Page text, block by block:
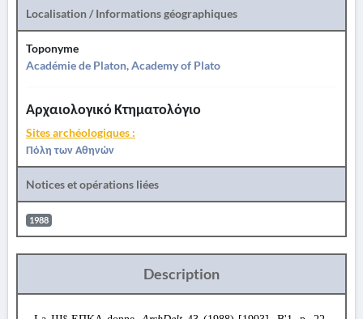
Localisation / Informations géographiques
Toponyme
Académie de Platon, Academy of Plato
Αρχαιολογικό Κτηματολόγιο
Sites archéologiques :
Πόλη των Αθηνών
Notices et opérations liées
1988
Description
e